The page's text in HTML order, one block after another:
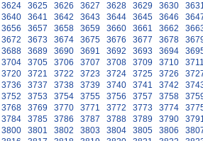
3624 3625 3626 3627 3628 3629 3630
3640 3641 3642 3643 3644 3645 3646
3656 3657 3658 3659 3660 3661 3662
3672 3673 3674 3675 3676 3677 3678
3688 3689 3690 3691 3692 3693 3694
3704 3705 3706 3707 3708 3709 3710
3720 3721 3722 3723 3724 3725 3726
3736 3737 3738 3739 3740 3741 3742
3752 3753 3754 3755 3756 3757 3758
3768 3769 3770 3771 3772 3773 3774
3784 3785 3786 3787 3788 3789 3790
3800 3801 3802 3803 3804 3805 3806